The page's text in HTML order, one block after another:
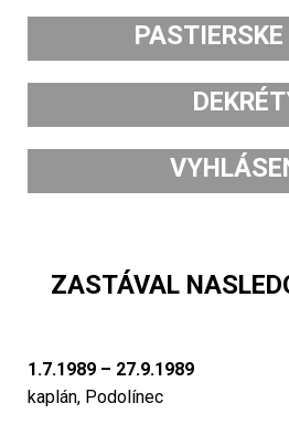
ZASTÁVAL
1.7.1989 – 27.9.1989
kaplán, Podolínec